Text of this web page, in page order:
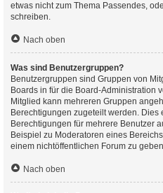
etwas nicht zum Thema Passendes,
schreiben.
Nach oben
Was sind Benutzergruppen?
Benutzergruppen sind Gruppen von
Boards in für die Board-Administration
Mitglied kann mehreren Gruppen
Berechtigungen zugeteilt werden. Dies
Berechtigungen für mehrere Benutzer
Beispiel zu Moderatoren eines
einem nichtöffentlichen Forum zu
Nach oben